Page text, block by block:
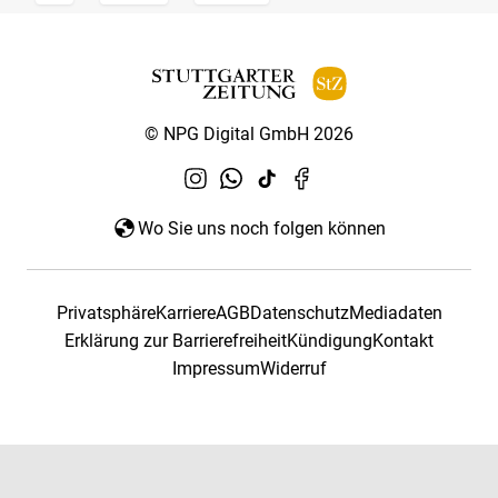
© NPG Digital GmbH 2026
Wo Sie uns noch folgen können
PrivatsphäreKarriereAGBDatenschutzMediadaten
Erklärung zur BarrierefreiheitKündigungKontakt
ImpressumWiderruf